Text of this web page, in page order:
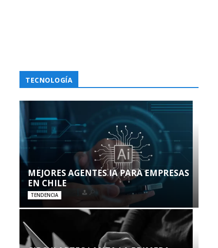
TECNOLOGÍA
MEJORES AGENTES IA PARA EMPRESAS
EN CHILE
TENDENCIA